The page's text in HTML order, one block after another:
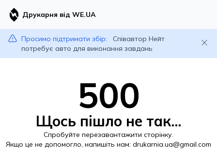
Друкарня від WE.UA
Просимо підтримати збір:
Співавтор Нейт
потребує авто для виконання завдань
500
Щось пішло не так...
Спробуйте перезавантажити сторінку.
Якщо це не допомогло, напишіть нам: drukarnia.ua@gmail.com